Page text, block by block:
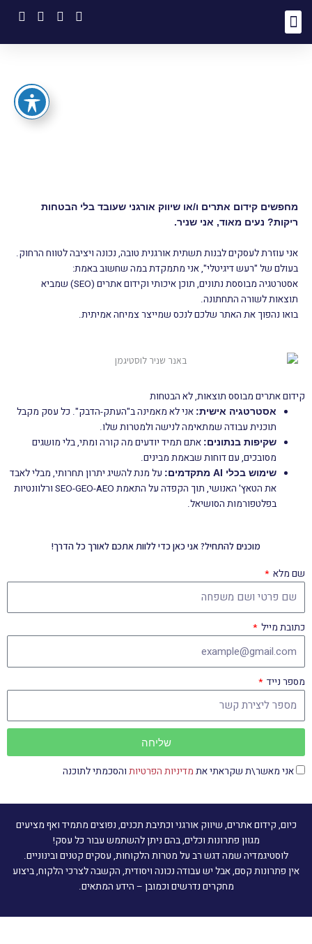
מחפשים קידום אתרים ו/או שיווק אורגני שעובד בלי הבטחות
ריקות? נעים מאוד, אני שניר.
אני עוזרת לעסקים לבנות תשתית אורגנית טובה, נכונה ויציבה לטווח הרחוק.
בעולם של "רעש דיגיטלי", אני מתמקדת במה שחשוב באמת:
אסטרטגיה מבוססת נתונים, תוכן איכותי וקידום אתרים (SEO) שמביא
תוצאות לשורה התחתונה.
בואו נהפוך את האתר שלכם לנכס שמייצר צמיחה אמיתית.
קידום אתרים מבוסס תוצאות, לא הבטחות
אסטרטגיה אישית: אני לא מאמינה ב"העתק-הדבק". כל עסק מקבל
תוכנית עבודה שמתאימה לנישה ולמטרות שלו.
שקיפות בנתונים: אתם תמיד יודעים מה קורה ומתי, בלי מושגים
מסובכים, עם דוחות שבאמת מבינים.
שימוש בכלי AI מתקדמים:
על מנת להשיג יתרון תחרותי, מבלי לאבד
את הטאץ' האנושי, תוך הקפדה על התאמת SEO-GEO-AEO ורלוונטיות
בפלטפורמות הסושיאל.
מוכנים להתחיל?אני כאן כדי ללוות אתכם לאורך כל הדרך!
שם מלא
כתובת מייל
מספר נייד
אני מאשר\ת שקראתי את מדיניות הפרטיות והסכמתי לתוכנה
שליחה
כיום, קידום אתרים, שיווק אורגני וכתיבת תכנים, נפוצים מתמיד ואף מציעים
מגוון פתרונות וכלים, בהם ניתן להשתמש עבור כל עסק!
לוסטיגמדיה שמה דגש רב על מטרות הלקוחות, עסקים קטנים ובינוניים.
אין פתרונות קסם, אבל יש עבודה נכונה ויסודית, הקשבה לצרכי הלקוח, ביצוע
מחקרים נדרשים וכמובן – הידע המתאים.